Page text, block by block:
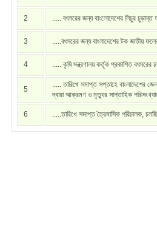
2 ..... বৎসরের জন্য বাংলোদেশের লিচুর চুড়ান্ত
3 .....বৎসরের জন্য বাংলাদেশের টক জাতীয়
4 ..... কৃষি মন্ত্রণালয় কর্তৃক প্রকাশিত বৎসরের
5
..... তারিখে সমাপ্ত সপ্তাহে বাংলাদেশের
দ্বারা আক্রমণ ও মৃত্যুর সাপ্তাহিক
6 .....তারিখে সমাপ্ত ত্রৈমাসিক পরিচালক,